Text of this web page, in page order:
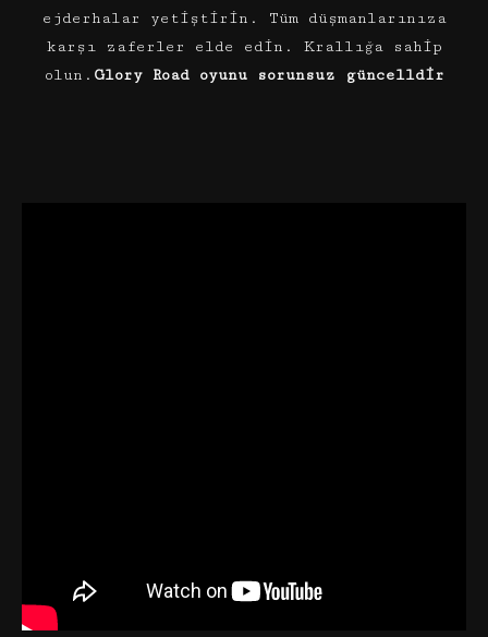
ejderhalar yetiştirin. Tüm düşmanlarınıza
karşı zaferler elde edin. Krallığa sahip
olun. Glory Road oyunu sorunsuz güncelldir